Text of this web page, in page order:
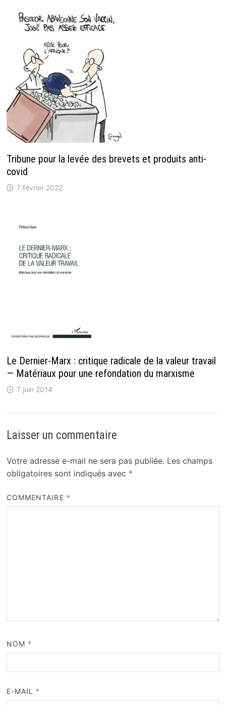
Tribune pour la levée des brevets et produits anti-
covid
7 février 2022
Le Dernier-Marx : critique radicale de la valeur travail
— Matériaux pour une refondation du marxisme
7 juin 2014
Laisser un commentaire
Votre adresse e-mail ne sera pas publiée. Les champs
obligatoires sont indiqués avec *
COMMENTAIRE *
NOM *
E-MAIL *